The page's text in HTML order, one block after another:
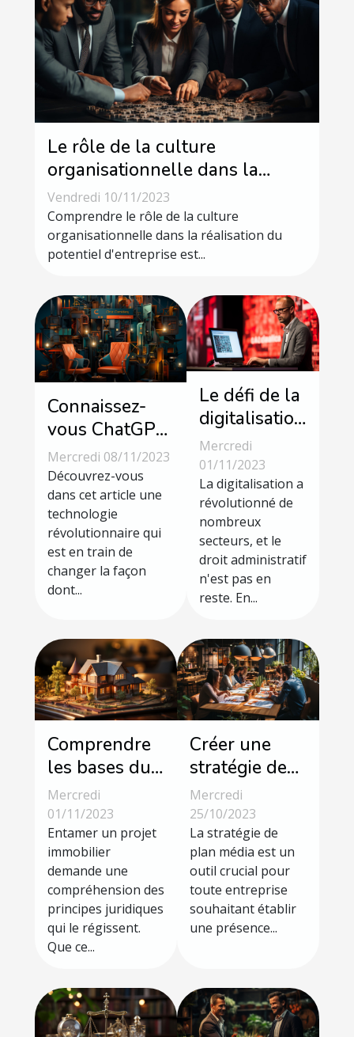
Le rôle de la culture
organisationnelle dans la
réalisation du potentiel
d'entreprise
Vendredi 10/11/2023
Comprendre le rôle de la culture
organisationnelle dans la réalisation du
potentiel d'entreprise est...
Connaissez-
vous ChatGPT
? Un outil
révolutionnaire
pour le
traitement des
textes
Mercredi 08/11/2023
Découvrez-vous
dans cet article une
technologie
révolutionnaire qui
est en train de
changer la façon
dont...
Le défi de la
digitalisation
dans le droit
administratif
Mercredi
01/11/2023
La digitalisation a
révolutionné de
nombreux
secteurs, et le
droit administratif
n'est pas en
reste. En...
Comprendre
les bases du
droit
immobilier
Mercredi
01/11/2023
Entamer un projet
immobilier
demande une
compréhension des
principes juridiques
qui le régissent.
Que ce...
Créer une
stratégie de
plan média
efficace :
étapes clés et
astuces
Mercredi
25/10/2023
La stratégie de
plan média est un
outil crucial pour
toute entreprise
souhaitant établir
une présence...